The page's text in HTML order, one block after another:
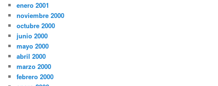
enero 2001
noviembre 2000
octubre 2000
junio 2000
mayo 2000
abril 2000
marzo 2000
febrero 2000